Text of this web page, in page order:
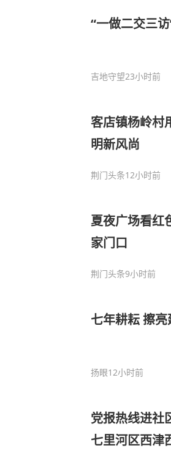
“一做二交三
吉地守望23小时前
客店镇杨岭村
明新风尚
荆门头条12小时前
夏夜广场看红
家门口
荆门头条9小时前
七年
扬眼12小时前
党报热线进社
七里河区西津